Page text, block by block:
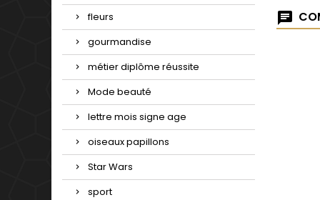
fleurs
gourmandise
métier diplôme réussite
Mode beauté
lettre mois signe age
oiseaux papillons
Star Wars
sport